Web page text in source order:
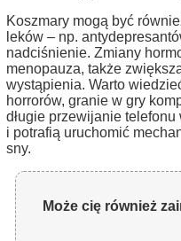
Koszmary mogą być
leków – np.
nadciśnienie. Zmiany
menopauza, także
wystąpienia. Warto
horrorów, granie w gry
długie przewijanie telefonu
i potrafią uruchomić
sny.
Może cię również